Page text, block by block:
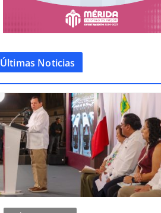
Últimas Noticias